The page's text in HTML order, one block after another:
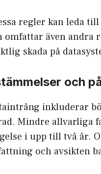
regler kan leda
omfattar även andra
skada på
och
inkluderar
Mindre allvarliga
i upp till två år.
och avsikten